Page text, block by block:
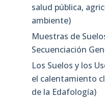
salud pública,
ambiente)
Muestras de
Secuenciación
Los Suelos y los
el calentamiento
de la Edafología)